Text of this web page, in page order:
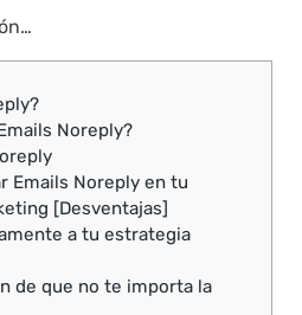
Noreply?
Emails Noreply en tu
[Desventajas]
a tu estrategia
de que no te importa la